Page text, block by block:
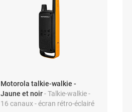
Motorola talkie-walkie -
Jaune et noir- Talkie-walkie -
16 canaux - écran rétro-éclairé